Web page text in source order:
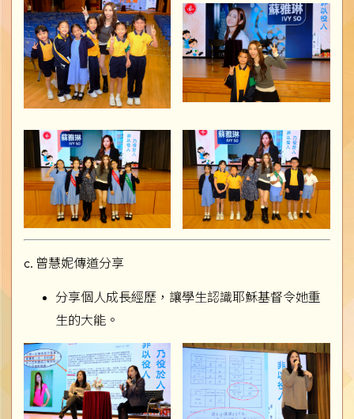
c. 曾慧妮傳道分享
分享個人成長經歷，讓學生認識耶穌基督令她重
生的大能。